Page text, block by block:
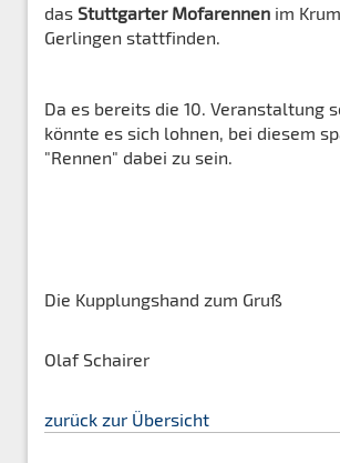
das Stuttgarter Mofarennen im
Gerlingen stattfinden.
Da es bereits die 10. Veranstaltung
könnte es sich lohnen, bei diesem
"Rennen" dabei zu sein.
Die Kupplungshand zum Gruß
Olaf Schairer
zurück zur Übersicht